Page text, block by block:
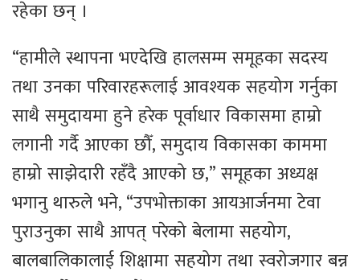
रहेका छन् ।
“हामीले स्थापना भएदेखि हालसम्म समूहका सदस्य
तथा उनका परिवारहरूलाई आवश्यक सहयोग गर्नुका
साथै समुदायमा हुने हरेक पूर्वाधार विकासमा हाम्रो
लगानी गर्दै आएका छौँ, समुदाय विकासका काममा
हाम्रो साझेदारी रहँदै आएको छ,” समूहका अध्यक्ष
भगानु थारुले भने, “उपभोक्ताका आयआर्जनमा टेवा
पुराउनुका साथै आपत् परेको बेलामा सहयोग,
बालबालिकालाई शिक्षामा सहयोग तथा स्वरोजगार बन्न